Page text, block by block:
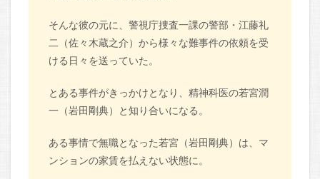
そんな彼の元に、警視庁捜査一課の警部・江藤礼
二（佐々木蔵之介）から様々な難事件の依頼を受
ける日々を送っていた。
とある事件がきっかけとなり、精神科医の若宮潤
一（岩田剛典）と知り合いになる。
ある事情で無職となった若宮（岩田剛典）は、マ
ンションの家賃を払えない状態に。